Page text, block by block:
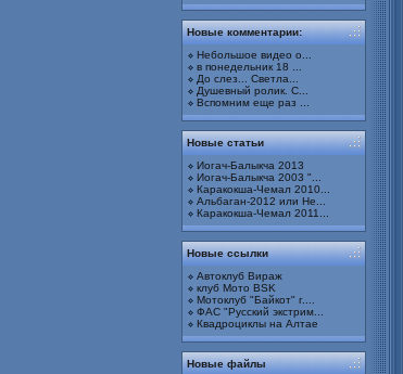
Новые комментарии:
Небольшое видео о...
в понедельник 18 ...
До слез... Светла...
Душевный ролик. С...
Вспомним еще раз ...
Новые статьи
Иогач-Балыкча 2013
Иогач-Балыкча 2003 "...
Каракокша-Чемал 2010...
Альбаган-2012 или Не...
Каракокша-Чемал 2011...
Новые ссылки
Автоклуб Вираж
клуб Мото BSK
Мотоклуб "Байкот" г....
ФАС "Русский экстрим...
Квадроциклы на Алтае
Новые файлы
bitva20130000323.jpg
Альбом:Битва под Смоленским
2013. 12-14 июля 2013г